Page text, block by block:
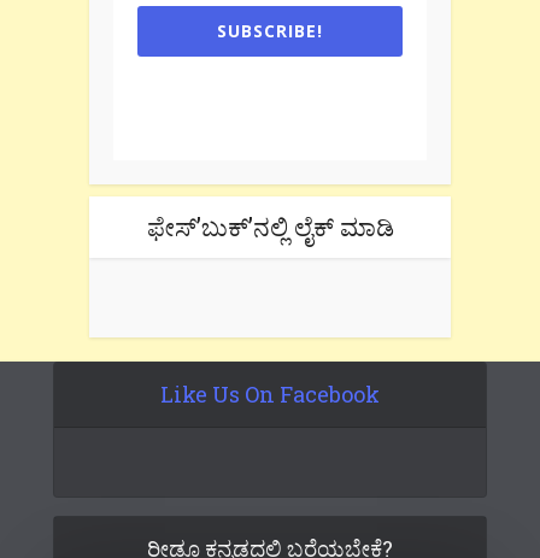
SUBSCRIBE!
ಫೇಸ್’ಬುಕ್’ನಲ್ಲಿ ಲೈಕ್ ಮಾಡಿ
Like Us On Facebook
ರೀಡೂ ಕನ್ನಡದಲ್ಲಿ ಬರೆಯಬೇಕೆ?